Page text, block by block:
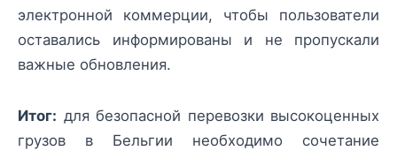
электронной коммерции, чтобы пользователи
оставались информированы и не пропускали
важные обновления.
Итог: для безопасной перевозки высокоценных
грузов в Бельгии необходимо сочетание